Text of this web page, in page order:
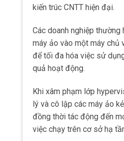
kiến trúc CNTT hiện đại.
Các doanh nghiệp thường
máy ảo vào một máy chủ
để tối đa hóa việc sử
quả hoạt động.
Khi xâm phạm lớp
lý và cô lập các máy ảo
đồng thời tác động đến
việc chạy trên cơ sở hạ